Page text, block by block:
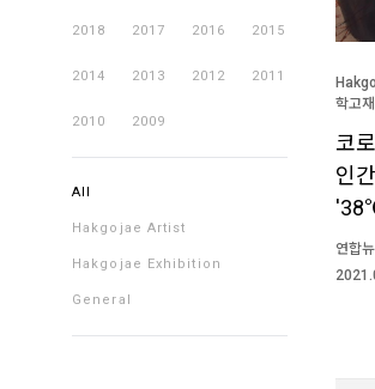
2018 2017 2016 2015
2014 2013 2012 2011
2010 2009
All
Hakgojae Artist
Hakgojae Exhibition
General
학고
코
인
연합